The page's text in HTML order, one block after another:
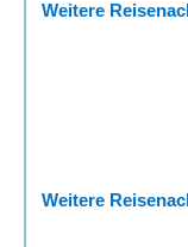
Weitere
Weitere